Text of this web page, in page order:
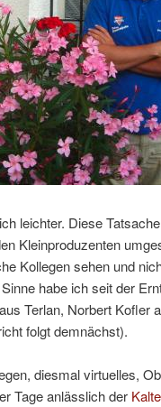
leichter. Diese
Kleinproduzenten
Kollegen sehen und
habe ich seit der
Terlan, Norbert Kofler
folgt demnächst).
diesmal virtuelles,
Tage anlässlich der